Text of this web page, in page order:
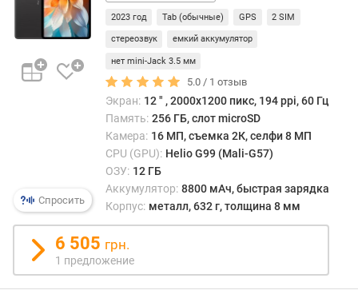
с
%
)
о
р
(
г
р
а
Спросить
/
ГБ
2023 год Tab (обычные) GPS 2 SIM
стереозвук емкий аккумулятор
нет mini-Jack 3.5 мм
5.0 / 1 отзыв
Экран: 12 ″ , 2000х1200 пикс, 194 ppi, 60 Гц
Память: 256 ГБ, слот microSD
Камера: 16 МП, съемка 2К, селфи 8 МП
CPU (GPU): Helio G99 (Mali-G57)
ОЗУ: 12 ГБ
Аккумулятор: 8800 мАч, быстрая зарядка
Корпус: металл, 632 г, толщина 8 мм
6 505 грн.
1 предложение